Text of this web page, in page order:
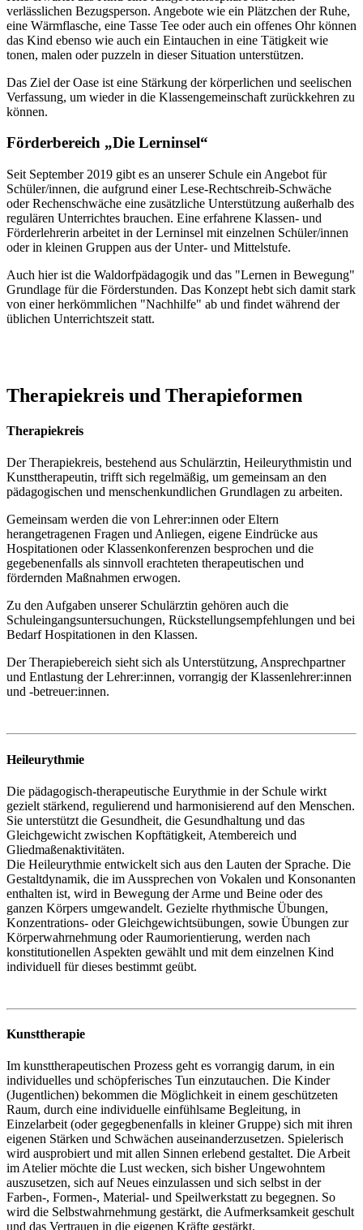
verlässlichen Bezugsperson. Angebote wie ein Plätzchen der Ruhe,
eine Wärmflasche, eine Tasse Tee oder auch ein offenes Ohr können
das Kind ebenso wie auch ein Eintauchen in eine Tätigkeit wie
tonen, malen oder puzzeln in dieser Situation unterstützen.
Das Ziel der Oase ist eine Stärkung der körperlichen und seelischen
Verfassung, um wieder in die Klassengemeinschaft zurückkehren zu
können.
Förderbereich „Die Lerninsel“
Seit September 2019 gibt es an unserer Schule ein Angebot für
Schüler/innen, die aufgrund einer Lese-Rechtschreib-Schwäche
oder Rechenschwäche eine zusätzliche Unterstützung außerhalb des
regulären Unterrichtes brauchen. Eine erfahrene Klassen- und
Förderlehrerin arbeitet in der Lerninsel mit einzelnen Schüler/innen
oder in kleinen Gruppen aus der Unter- und Mittelstufe.
Auch hier ist die Waldorfpädagogik und das "Lernen in Bewegung"
Grundlage für die Förderstunden. Das Konzept hebt sich damit stark
von einer herkömmlichen "Nachhilfe" ab und findet während der
üblichen Unterrichtszeit statt.
Therapiekreis und Therapieformen
Therapiekreis
Der Therapiekreis, bestehend aus Schulärztin, Heileurythmistin und
Kunsttherapeutin, trifft sich regelmäßig, um gemeinsam an den
pädagogischen und menschenkundlichen Grundlagen zu arbeiten.
Gemeinsam werden die von Lehrer:innen oder Eltern
herangetragenen Fragen und Anliegen, eigene Eindrücke aus
Hospitationen oder Klassenkonferenzen besprochen und die
gegebenenfalls als sinnvoll erachteten therapeutischen und
fördernden Maßnahmen erwogen.
Zu den Aufgaben unserer Schulärztin gehören auch die
Schuleingangsuntersuchungen, Rückstellungsempfehlungen und bei
Bedarf Hospitationen in den Klassen.
Der Therapiebereich sieht sich als Unterstützung, Ansprechpartner
und Entlastung der Lehrer:innen, vorrangig der Klassenlehrer:innen
und -betreuer:innen.
Heileurythmie
Die pädagogisch-therapeutische Eurythmie in der Schule wirkt
gezielt stärkend, regulierend und harmonisierend auf den Menschen.
Sie unterstützt die Gesundheit, die Gesundhaltung und das
Gleichgewicht zwischen Kopftätigkeit, Atembereich und
Gliedmaßenaktivitäten.
Die Heileurythmie entwickelt sich aus den Lauten der Sprache. Die
Gestaltdynamik, die im Aussprechen von Vokalen und Konsonanten
enthalten ist, wird in Bewegung der Arme und Beine oder des
ganzen Körpers umgewandelt. Gezielte rhythmische Übungen,
Konzentrations- oder Gleichgewichtsübungen, sowie Übungen zur
Körperwahrnehmung oder Raumorientierung, werden nach
konstitutionellen Aspekten gewählt und mit dem einzelnen Kind
individuell für dieses bestimmt geübt.
Kunsttherapie
Im kunsttherapeutischen Prozess geht es vorrangig darum, in ein
individuelles und schöpferisches Tun einzutauchen. Die Kinder
(Jugentlichen) bekommen die Möglichkeit in einem geschützeten
Raum, durch eine individuelle einfühlsame Begleitung, in
Einzelarbeit (oder gegegbenenfalls in kleiner Gruppe) sich mit ihren
eigenen Stärken und Schwächen auseinanderzusetzen. Spielerisch
wird ausprobiert und mit allen Sinnen erlebend gestaltet. Die Arbeit
im Atelier möchte die Lust wecken, sich bisher Ungewohntem
auszusetzen, sich auf Neues einzulassen und sich selbst in der
Farben-, Formen-, Material- und Speilwerkstatt zu begegnen. So
wird die Selbstwahrnehmung gestärkt, die Aufmerksamkeit geschult
und das Vertrauen in die eigenen Kräfte gestärkt.